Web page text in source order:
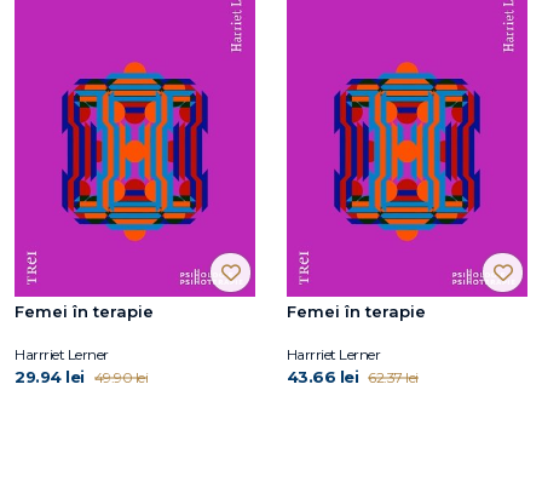
Femei în terapie
Harrriet Lerner
29.94 lei 49.90 lei
Femei în terapie
Harrriet Lerner
43.66 lei 62.37 lei